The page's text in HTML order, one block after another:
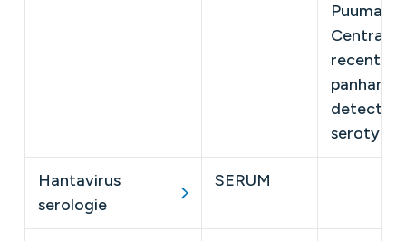
Puumala
Centraal-
recent
Hantavirus
serologie
SERUM